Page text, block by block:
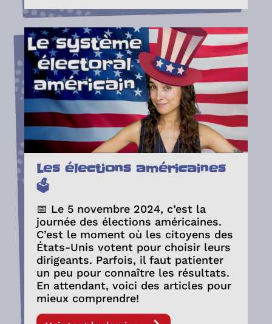
Les élections américaines
🗳️
📅 Le 5 novembre 2024, c’est la
journée des élections américaines.
C’est le moment où les citoyens des
États-Unis votent pour choisir leurs
dirigeants. Parfois, il faut patienter
un peu pour connaître les résultats.
En attendant, voici des articles pour
mieux comprendre!